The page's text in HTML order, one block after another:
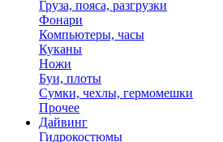
Груза, пояса, разгрузки
Фонари
Компьютеры, часы
Куканы
Ножи
Буи, плоты
Сумки, чехлы, гермомешки
Прочее
Дайвинг
Гидрокостюмы